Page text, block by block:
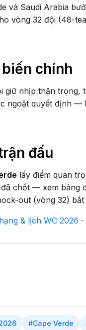
và Saudi Arabia
vòng 32 đội (48-
chính
giữ nhịp thận trọng,
ngoặt quyết định —
đấu
lấy điểm quan
chốt — xem bảng
out (vòng 32)
& lịch WC 2026 ·
#Cape Verde